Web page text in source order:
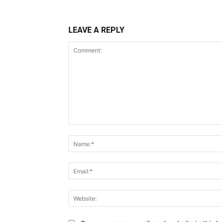
LEAVE A REPLY